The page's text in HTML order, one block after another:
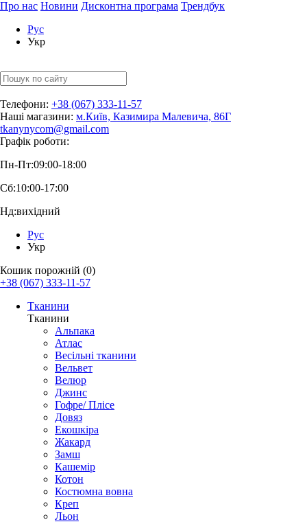
Про нас Новини Дисконтна програма Трендбук
Рус
Укр
Телефони: +38 (067) 333-11-57
Наші магазини: м.Київ, Казимира Малевича, 86Г
tkanynycom@gmail.com
Графік роботи:
Пн-Пт:09:00-18:00
Сб:10:00-17:00
Нд:вихідний
Рус
Укр
Кошик порожній (0)
+38 (067) 333-11-57
Тканини
Тканини
Альпака
Атлас
Весільні тканини
Вельвет
Велюр
Джинс
Гофре/ Плісе
Довяз
Екошкіра
Жакард
Замш
Кашемір
Котон
Костюмна вовна
Креп
Льон